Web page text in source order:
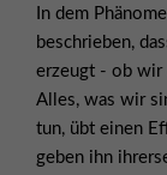
In dem
beschrieben,
erzeugt - ob wir
Alles, was wir
tun, übt einen
geben ihn